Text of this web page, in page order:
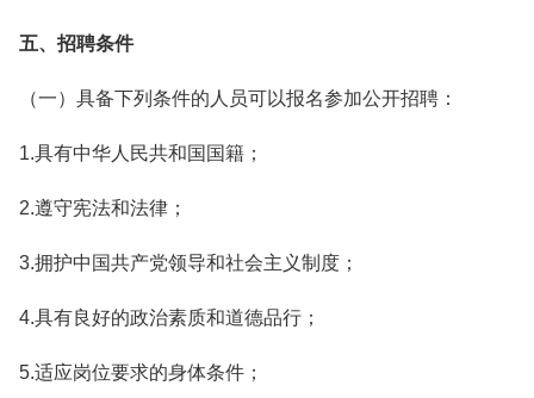
五、招聘条件
（一）具备下列条件的人员可以报名参加公开招聘：
1.具有中华人民共和国国籍；
2.遵守宪法和法律；
3.拥护中国共产党领导和社会主义制度；
4.具有良好的政治素质和道德品行；
5.适应岗位要求的身体条件；